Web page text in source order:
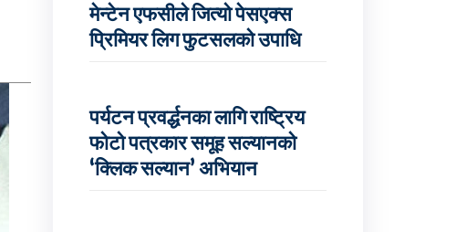
मेन्टेन एफसीले जित्यो पेसएक्स
प्रिमियर लिग फुटसलको उपाधि
पर्यटन प्रवर्द्धनका लागि राष्ट्रिय
फोटो पत्रकार समूह सल्यानको
‘क्लिक सल्यान’ अभियान